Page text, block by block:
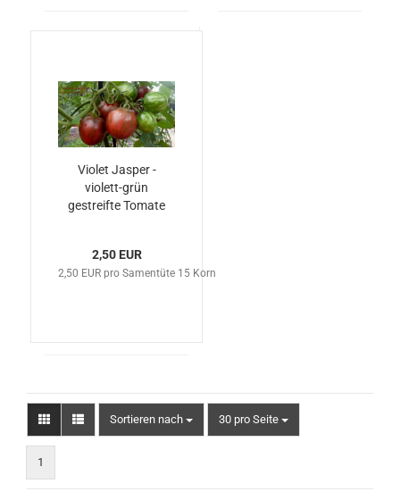
Violet Jasper -
violett-grün
gestreifte Tomate
2,50 EUR
2,50 EUR pro Samentüte 15 Korn
Sortieren nach
Sortieren nach 30 pro Seite
pro Seite
1